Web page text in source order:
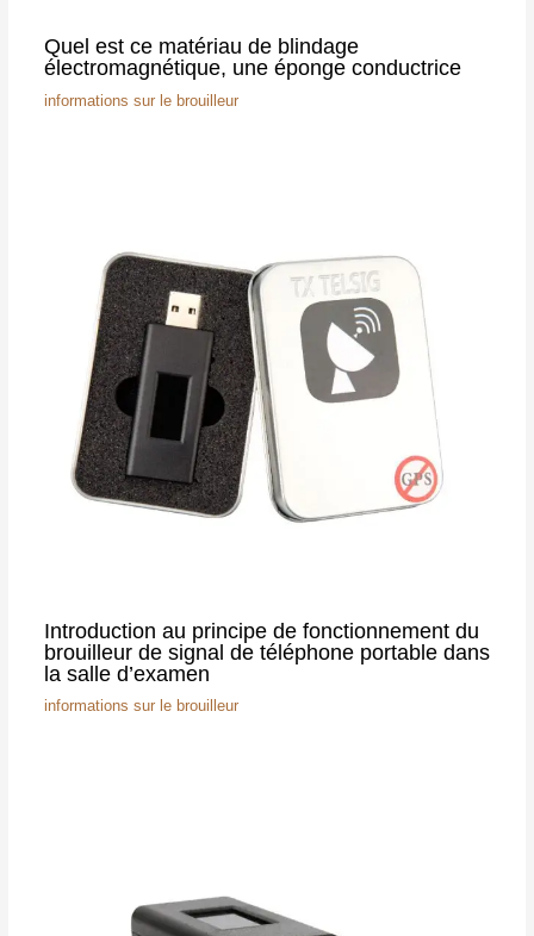
Quel est ce matériau de blindage
électromagnétique, une éponge conductrice
informations sur le brouilleur
Introduction au principe de fonctionnement du
brouilleur de signal de téléphone portable dans
la salle d’examen
informations sur le brouilleur